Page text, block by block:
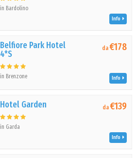
in Bardolino
Info
Belfiore Park Hotel
4*S
in Brenzone
da€178
Info
Hotel Garden
in Garda
da€139
Info